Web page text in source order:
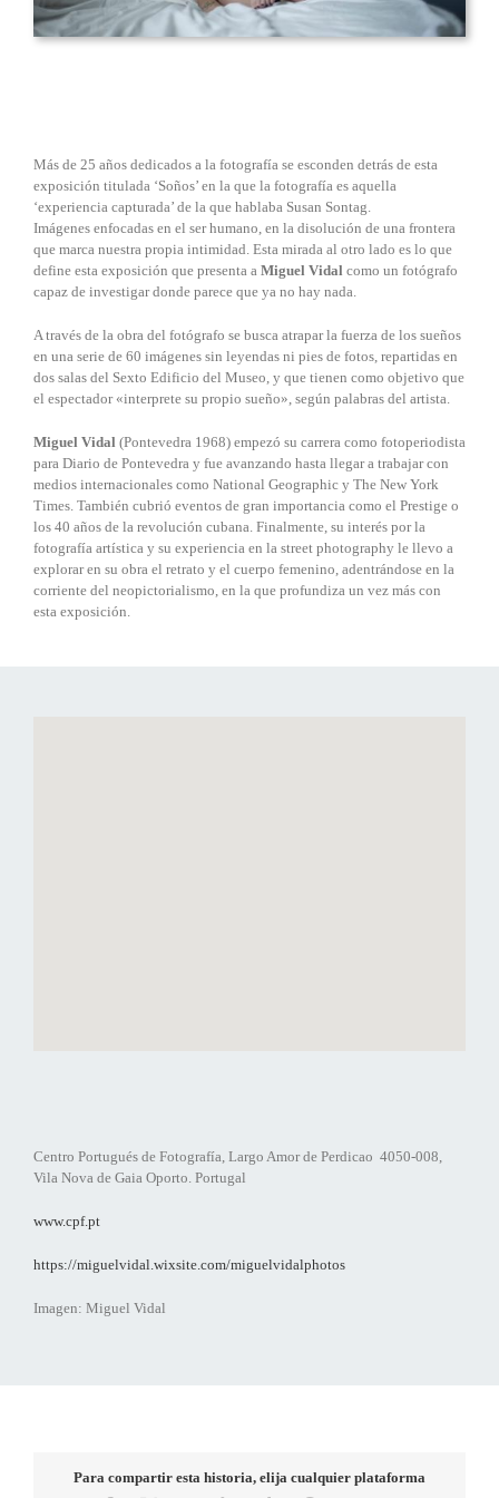
Más de 25 años dedicados a la fotografía se esconden detrás de esta
exposición titulada ‘Soños’ en la que la fotografía es aquella
‘experiencia capturada’ de la que hablaba Susan Sontag.
Imágenes enfocadas en el ser humano, en la disolución de una frontera
que marca nuestra propia intimidad. Esta mirada al otro lado es lo que
define esta exposición que presenta a Miguel Vidal como un fotógrafo
capaz de investigar donde parece que ya no hay nada.
A través de la obra del fotógrafo se busca atrapar la fuerza de los sueños
en una serie de 60 imágenes sin leyendas ni pies de fotos, repartidas en
dos salas del Sexto Edificio del Museo, y que tienen como objetivo que
el espectador «interprete su propio sueño», según palabras del artista.
Miguel Vidal (Pontevedra 1968) empezó su carrera como fotoperiodista
para Diario de Pontevedra y fue avanzando hasta llegar a trabajar con
medios internacionales como National Geographic y The New York
Times. También cubrió eventos de gran importancia como el Prestige o
los 40 años de la revolución cubana. Finalmente, su interés por la
fotografía artística y su experiencia en la street photography le llevo a
explorar en su obra el retrato y el cuerpo femenino, adentrándose en la
corriente del neopictorialismo, en la que profundiza un vez más con
esta exposición.
Centro Portugués de Fotografía, Largo Amor de Perdicao 4050-008,
Vila Nova de Gaia Oporto. Portugal
www.cpf.pt
https://miguelvidal.wixsite.com/miguelvidalphotos
Imagen: Miguel Vidal
Para compartir esta historia, elija cualquier plataforma